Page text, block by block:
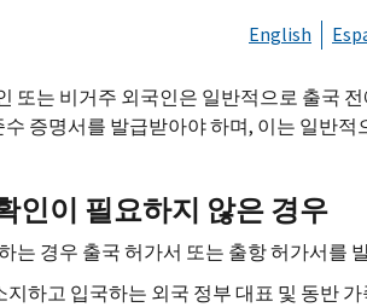
English
또는 비거주 외국인은 일반적으로 출국
수 증명서를 발급받아야 하며, 이는 일반적
인이 필요하지 않은 경우
는 경우 출국 허가서 또는 출항 허가서를
지하고 입국하는 외국 정부 대표 및 동반